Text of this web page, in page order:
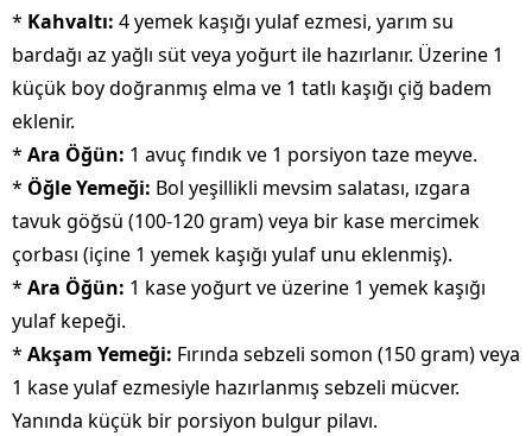
* Kahvaltı: 4 yemek kaşığı yulaf ezmesi, yarım su
bardağı az yağlı süt veya yoğurt ile hazırlanır. Üzerine 1
küçük boy doğranmış elma ve 1 tatlı kaşığı çiğ badem
eklenir.
* Ara Öğün: 1 avuç fındık ve 1 porsiyon taze meyve.
* Öğle Yemeği: Bol yeşillikli mevsim salatası, ızgara
tavuk göğsü (100-120 gram) veya bir kase mercimek
çorbası (içine 1 yemek kaşığı yulaf unu eklenmiş).
* Ara Öğün: 1 kase yoğurt ve üzerine 1 yemek kaşığı
yulaf kepeği.
* Akşam Yemeği: Fırında sebzeli somon (150 gram) veya
1 kase yulaf ezmesiyle hazırlanmış sebzeli mücver.
Yanında küçük bir porsiyon bulgur pilavı.